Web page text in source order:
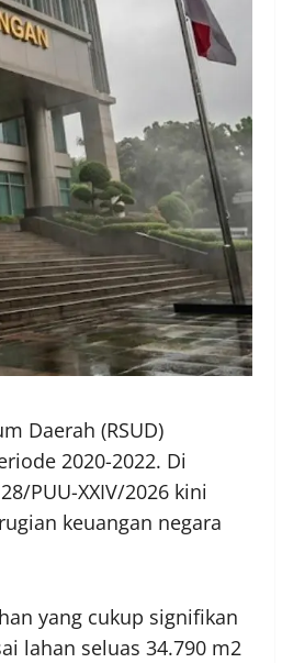
Daerah (RSUD)
2020-2022. Di
PUU-XXIV/2026 kini
keuangan negara
yang cukup signifikan
lahan seluas 34.790 m2